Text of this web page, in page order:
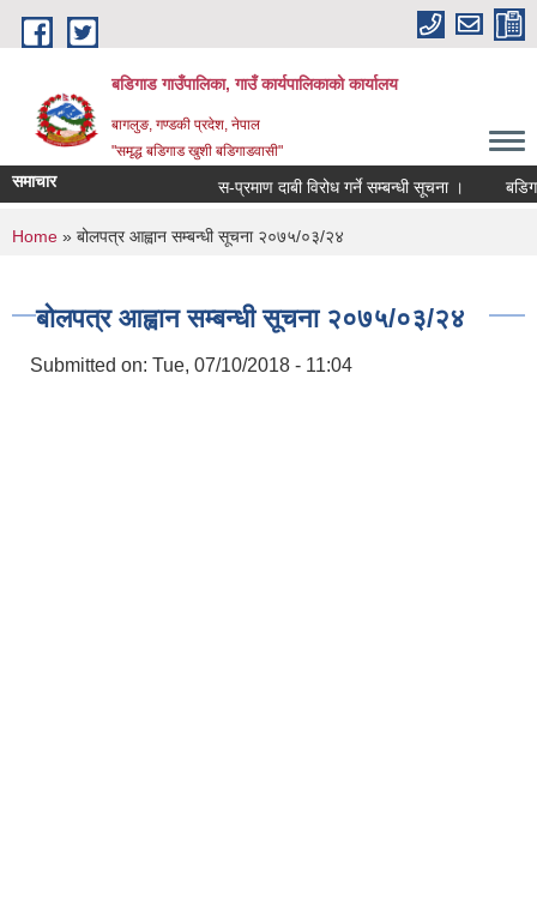
Skip to main content
बडिगाड गाउँपालिका, गाउँ कार्यपालिकाको कार्यालय
बागलुङ, गण्डकी प्रदेश, नेपाल
"समृद्ध बडिगाड खुशी बडिगाडवासी"
समाचार स-प्रमाण दाबी विरोध गर्ने सम्बन्धी सूचना ।
You are here
Home » बोलपत्र आह्वान सम्बन्धी सूचना २०७५/०३/२४
बोलपत्र आह्वान सम्बन्धी सूचना २०७५/०३/२४
Submitted on: Tue, 07/10/2018 - 11:04